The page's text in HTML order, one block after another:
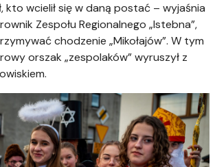
kto wcielił się w daną postać – wyjaśnia
Zespołu Regionalnego „Istebna”,
chodzenie „Mikołajów”. W tym
orszak „zespolaków” wyruszył z